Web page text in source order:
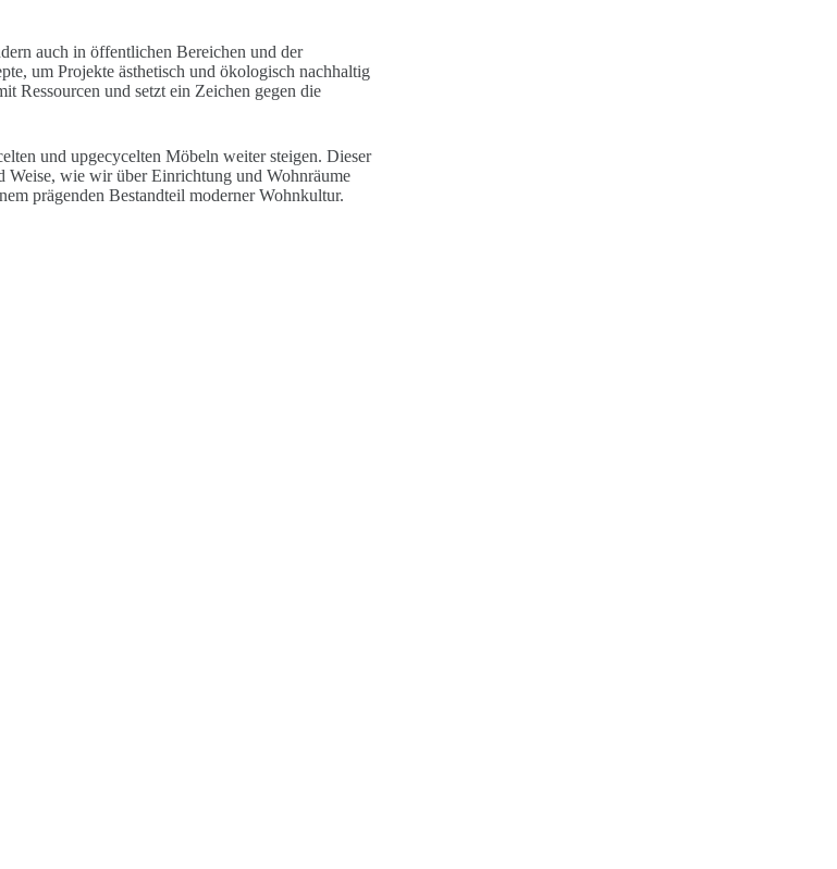
auch in öffentlichen Bereichen und der
um Projekte ästhetisch und ökologisch nachhaltig
Ressourcen und setzt ein Zeichen gegen die
und upgecycelten Möbeln weiter steigen. Dieser
Weise, wie wir über Einrichtung und Wohnräume
prägenden Bestandteil moderner Wohnkultur.